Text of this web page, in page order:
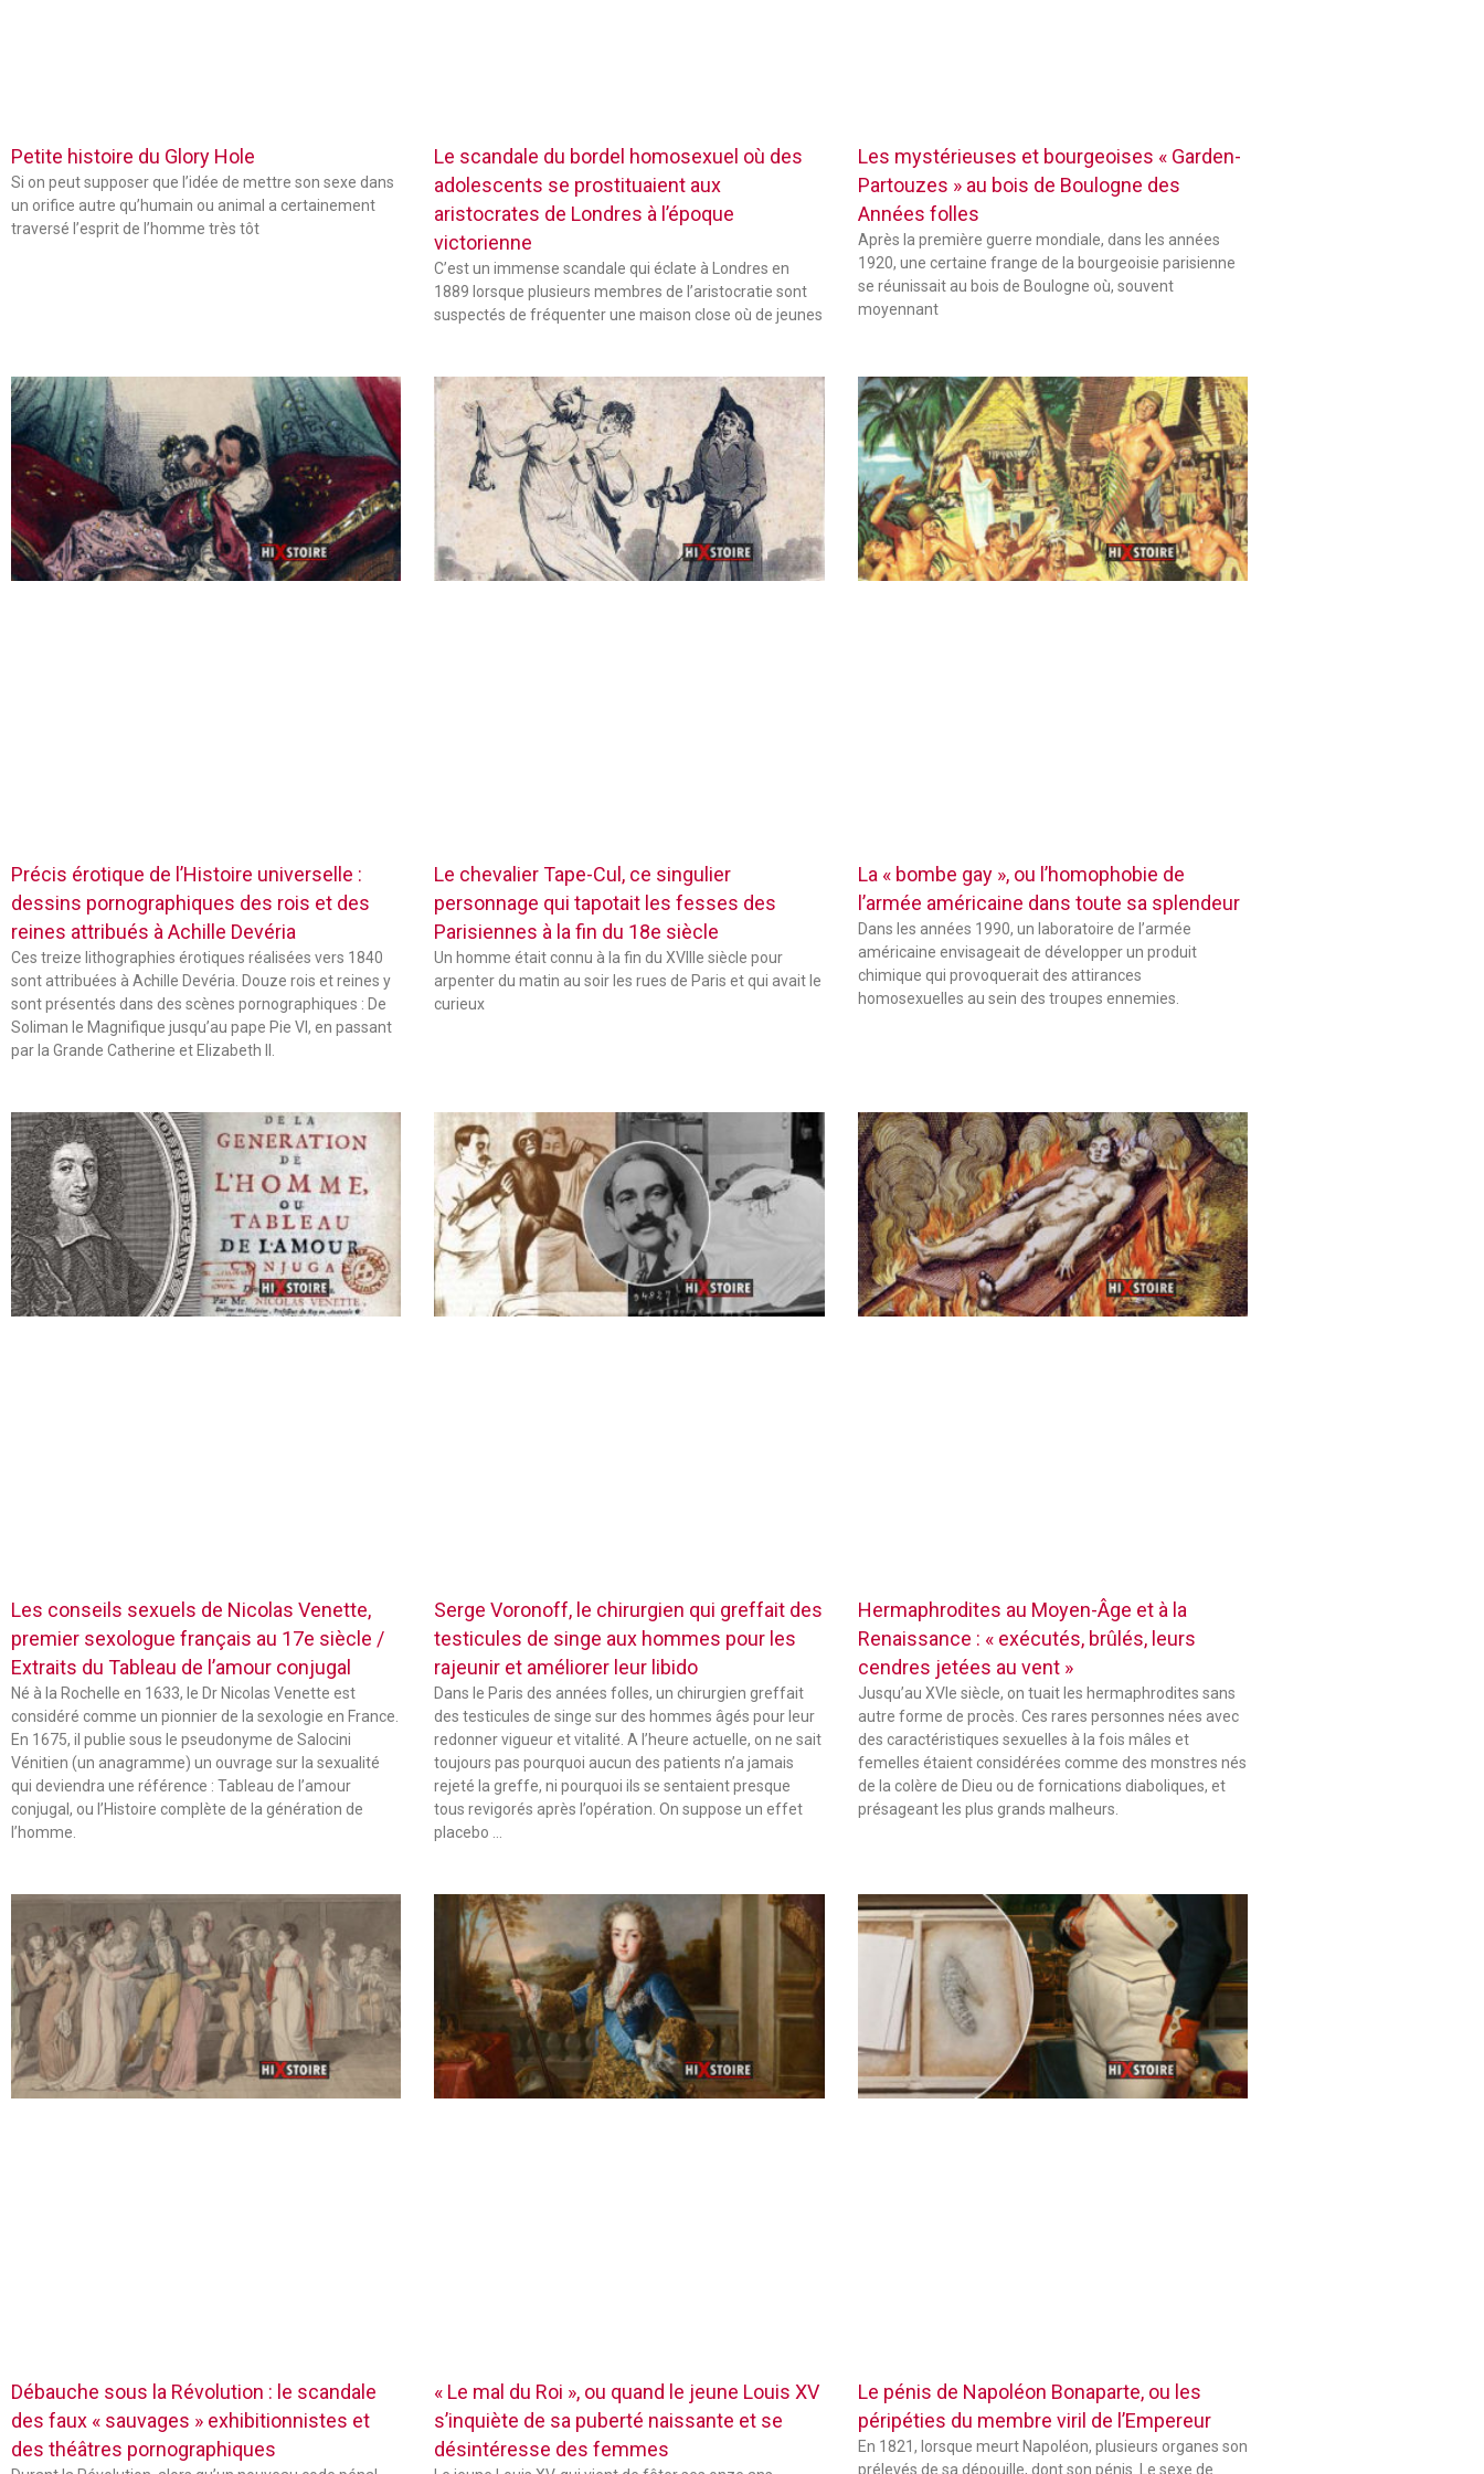
Petite histoire du Glory Hole
Si on peut supposer que l’idée de mettre son sexe dans
un orifice autre qu’humain ou animal a certainement
traversé l’esprit de l’homme très tôt
Le scandale du bordel homosexuel où des
adolescents se prostituaient aux
aristocrates de Londres à l’époque
victorienne
C’est un immense scandale qui éclate à Londres en
1889 lorsque plusieurs membres de l’aristocratie sont
suspectés de fréquenter une maison close où de jeunes
Les mystérieuses et bourgeoises « Garden-
Partouzes » au bois de Boulogne des
Années folles
Après la première guerre mondiale, dans les années
1920, une certaine frange de la bourgeoisie parisienne
se réunissait au bois de Boulogne où, souvent
moyennant
Précis érotique de l’Histoire universelle :
dessins pornographiques des rois et des
reines attribués à Achille Devéria
Ces treize lithographies érotiques réalisées vers 1840
sont attribuées à Achille Devéria. Douze rois et reines y
sont présentés dans des scènes pornographiques : De
Soliman le Magnifique jusqu’au pape Pie VI, en passant
par la Grande Catherine et Elizabeth II.
Le chevalier Tape-Cul, ce singulier
personnage qui tapotait les fesses des
Parisiennes à la fin du 18e siècle
Un homme était connu à la fin du XVIIIe siècle pour
arpenter du matin au soir les rues de Paris et qui avait le
curieux
La « bombe gay », ou l’homophobie de
l’armée américaine dans toute sa splendeur
Dans les années 1990, un laboratoire de l’armée
américaine envisageait de développer un produit
chimique qui provoquerait des attirances
homosexuelles au sein des troupes ennemies.
Les conseils sexuels de Nicolas Venette,
premier sexologue français au 17e siècle /
Extraits du Tableau de l’amour conjugal
Né à la Rochelle en 1633, le Dr Nicolas Venette est
considéré comme un pionnier de la sexologie en France.
En 1675, il publie sous le pseudonyme de Salocini
Vénitien (un anagramme) un ouvrage sur la sexualité
qui deviendra une référence : Tableau de l’amour
conjugal, ou l’Histoire complète de la génération de
l’homme.
Serge Voronoff, le chirurgien qui greffait des
testicules de singe aux hommes pour les
rajeunir et améliorer leur libido
Dans le Paris des années folles, un chirurgien greffait
des testicules de singe sur des hommes âgés pour leur
redonner vigueur et vitalité. A l’heure actuelle, on ne sait
toujours pas pourquoi aucun des patients n’a jamais
rejeté la greffe, ni pourquoi ils se sentaient presque
tous revigorés après l’opération. On suppose un effet
placebo …
Hermaphrodites au Moyen-Âge et à la
Renaissance : « exécutés, brûlés, leurs
cendres jetées au vent »
Jusqu’au XVIe siècle, on tuait les hermaphrodites sans
autre forme de procès. Ces rares personnes nées avec
des caractéristiques sexuelles à la fois mâles et
femelles étaient considérées comme des monstres nés
de la colère de Dieu ou de fornications diaboliques, et
présageant les plus grands malheurs.
Débauche sous la Révolution : le scandale
des faux « sauvages » exhibitionnistes et
des théâtres pornographiques
« Le mal du Roi », ou quand le jeune Louis XV
s’inquiète de sa puberté naissante et se
désintéresse des femmes
Le pénis de Napoléon Bonaparte, ou les
péripéties du membre viril de l’Empereur
En 1821, lorsque meurt Napoléon, plusieurs organes son
prélevés de sa dépouille, dont son pénis. Le sexe de